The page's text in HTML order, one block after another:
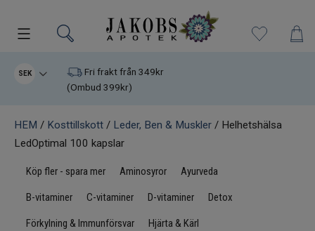
Kampanjer
Varumärken
Kosttillskott
SEK
Fri frakt från 349kr
(Ombud 399kr)
HEM / Kosttillskott / Leder, Ben & Muskler / Helhetshälsa
LedOptimal 100 kapslar
Köp fler - spara mer Aminosyror Ayurveda
B-vitaminer C-vitaminer D-vitaminer Detox
Förkylning & Immunförsvar Hjärta & Kärl